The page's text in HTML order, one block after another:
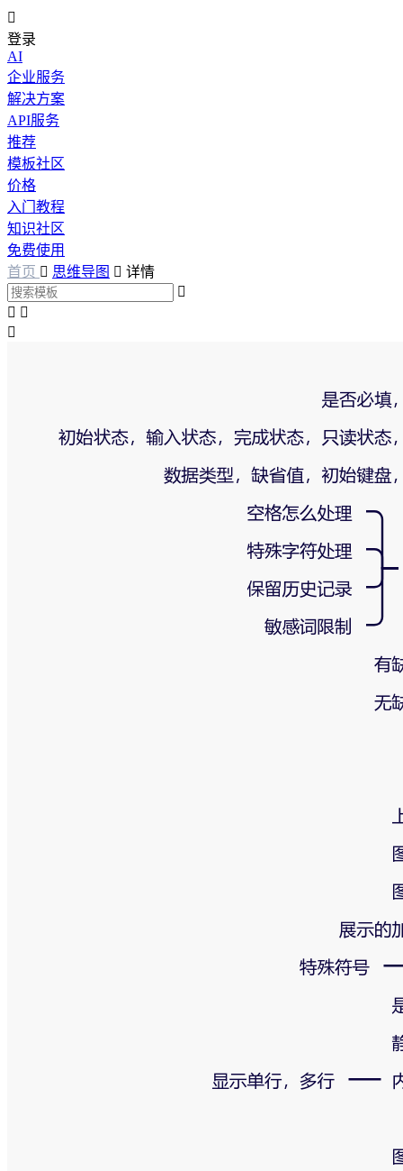

登录
AI
企业服务
解决方案
API服务
推荐
模板社区
价格
入门教程
知识社区
免费使用
首页  思维导图  详情

 
